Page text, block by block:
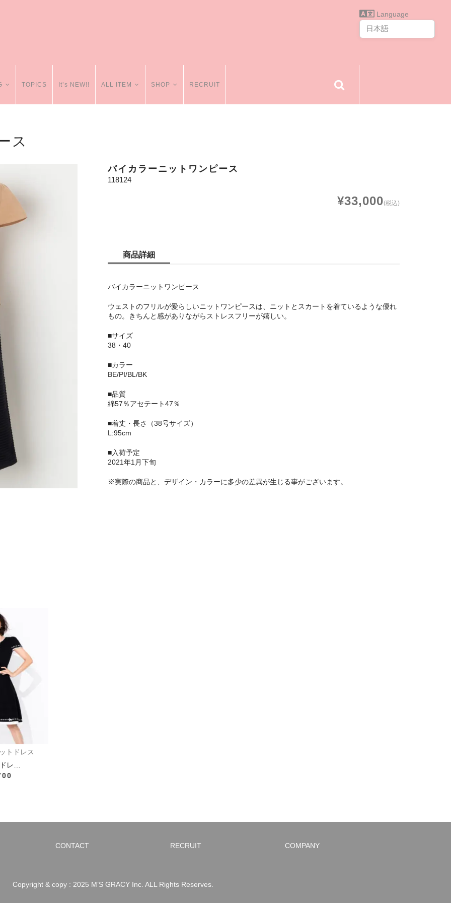
Language
TOPICS It’s NEW!! ALL ITEM SHOP RECRUIT
ス
バイカラーニットワンピース
118124
¥33,000(税込)
商品詳細
バイカラーニットワンピース
ウェストのフリルが愛らしいニットワンピースは、ニットとスカートを着ているような優れ
もの。きちんと感がありながらストレスフリーが嬉しい。
■サイズ
38・40
■カラー
BE/PI/BL/BK
■品質
綿57％アセテート47％
■着丈・長さ（38号サイズ）
L:95cm
■入荷予定
2021年1月下旬
※実際の商品と、デザイン・カラーに多少の差異が生じる事がございます。
トドレス
レ…
CONTACT RECRUIT COMPANY
Copyright & copy : 2025 M’S GRACY Inc. ALL Rights Reserves.